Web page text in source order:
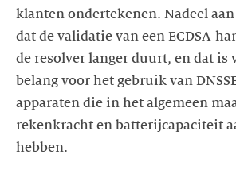
klanten ondertekenen. Nadeel
dat de validatie van een ECDSA-
de resolver langer duurt, en dat is
belang voor het gebruik van
apparaten die in het algemeen
rekenkracht en batterijcapaciteit
hebben.